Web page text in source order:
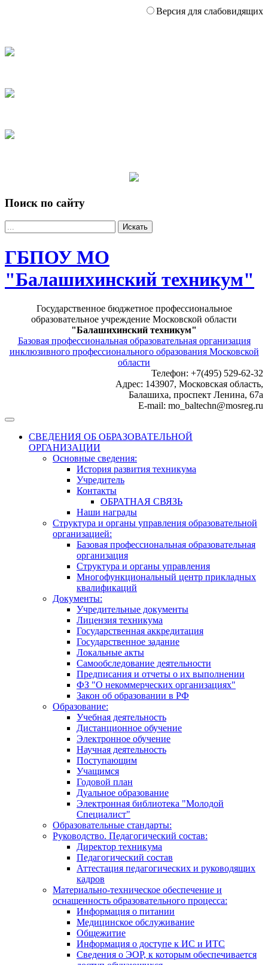
Версия для слабовидящих
Поиск по сайту
Искать
ГБПОУ МО
"Балашихинский техникум"
Государственное бюджетное профессиональное
образовательное учреждение Московской области
"Балашихинский техникум"
Базовая профессиональная образовательная организация
инклюзивного профессионального образования Московской
области
Телефон: +7(495) 529-62-32
Адрес: 143907, Московская область,
Балашиха, проспект Ленина, 67а
E-mail: mo_baltechn@mosreg.ru
СВЕДЕНИЯ ОБ ОБРАЗОВАТЕЛЬНОЙ
ОРГАНИЗАЦИИ
Основные сведения:
История развития техникума
Учредитель
Контакты
ОБРАТНАЯ СВЯЗЬ
Наши награды
Структура и органы управления образовательной
организацией:
Базовая профессиональная образовательная
организация
Структура и органы управления
Многофункциональный центр прикладных
квалификаций
Документы:
Учредительные документы
Лицензия техникума
Государственная аккредитация
Государственное задание
Локальные акты
Самообследование деятельности
Предписания и отчеты о их выполнении
ФЗ "О некоммерческих организациях"
Закон об образовании в РФ
Образование:
Учебная деятельность
Дистанционное обучение
Электронное обучение
Научная деятельность
Поступающим
Учащимся
Годовой план
Дуальное образование
Электронная библиотека "Молодой
Специалист"
Образовательные стандарты:
Руководство. Педагогический состав:
Директор техникума
Педагогический состав
Аттестация педагогических и руководящих
кадров
Материально-техническое обеспечение и
оснащенность образовательного процесса:
Информация о питании
Медицинское обслуживание
Общежитие
Информация о доступе к ИС и ИТС
Сведения о ЭОР, к которым обеспечивается